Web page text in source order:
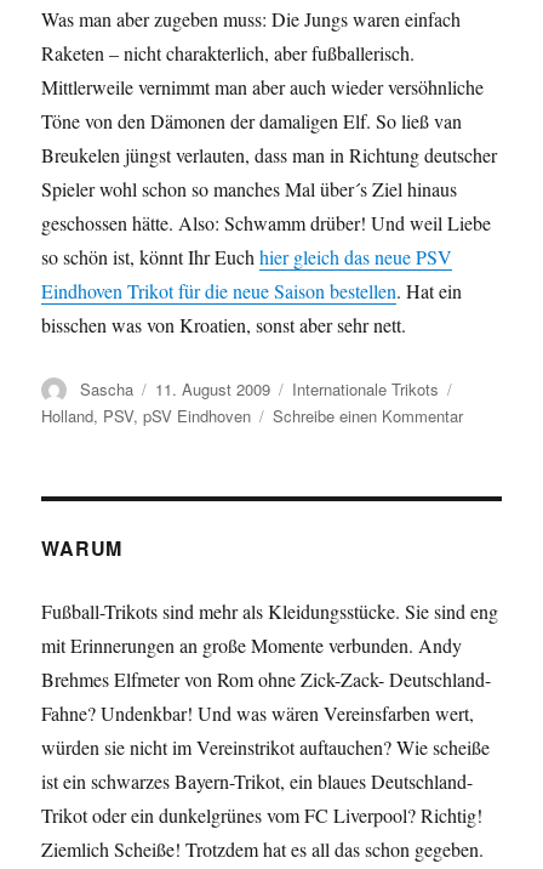
Was man aber zugeben muss: Die Jungs waren einfach
Raketen – nicht charakterlich, aber fußballerisch.
Mittlerweile vernimmt man aber auch wieder versöhnliche
Töne von den Dämonen der damaligen Elf. So ließ van
Breukelen jüngst verlauten, dass man in Richtung deutscher
Spieler wohl schon so manches Mal über´s Ziel hinaus
geschossen hätte. Also: Schwamm drüber! Und weil Liebe
so schön ist, könnt Ihr Euchhier gleich das neue PSV
Eindhoven Trikot für die neue Saison bestellen. Hat ein
bisschen was von Kroatien, sonst aber sehr nett.
Autor
Sascha
Veröffentlicht
am
11. August 2009 Kategorien
Internationale Trikots
Holland, PSV,pSV Eindhoven Schreibe einen Kommentarzu
Trikot
2009/2010
WARUM
Fußball-Trikots sind mehr als Kleidungsstücke. Sie sind eng
mit Erinnerungen an große Momente verbunden. Andy
Brehmes Elfmeter von Rom ohne Zick-Zack- Deutschland-
Fahne? Undenkbar! Und was wären Vereinsfarben wert,
würden sie nicht im Vereinstrikot auftauchen? Wie scheiße
ist ein schwarzes Bayern-Trikot, ein blaues Deutschland-
Trikot oder ein dunkelgrünes vom FC Liverpool? Richtig!
Ziemlich Scheiße! Trotzdem hat es all das schon gegeben.